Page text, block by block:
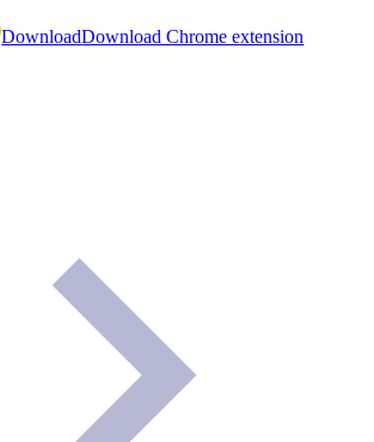
DownloadDownload Chrome extension